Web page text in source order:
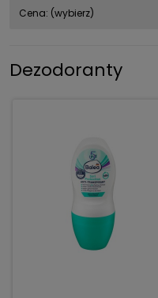
Cena: (wybierz)
Dezodoranty